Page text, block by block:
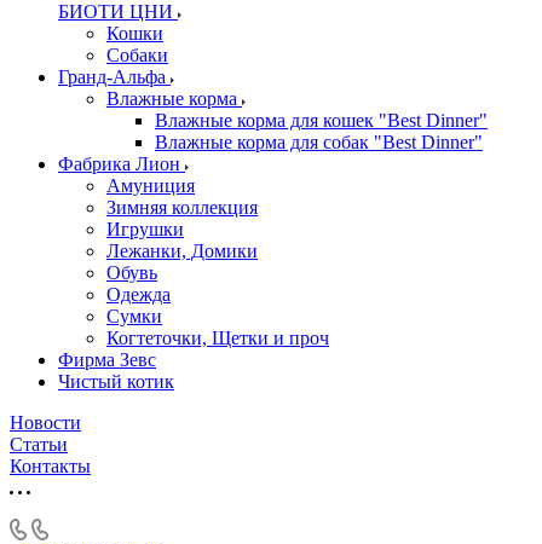
БИОТИ ЦНИ
Кошки
Собаки
Гранд-Альфа
Влажные корма
Влажные корма для кошек "Best Dinner"
Влажные корма для собак "Best Dinner"
Фабрика Лион
Амуниция
Зимняя коллекция
Игрушки
Лежанки, Домики
Обувь
Одежда
Сумки
Когтеточки, Щетки и проч
Фирма Зевс
Чистый котик
Новости
Статьи
Контакты